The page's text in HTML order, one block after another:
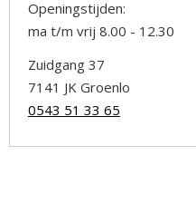
Openingstijden:
ma t/m vrij 8.00 - 12.30
Zuidgang 37
7141 JK Groenlo
0543 51 33 65